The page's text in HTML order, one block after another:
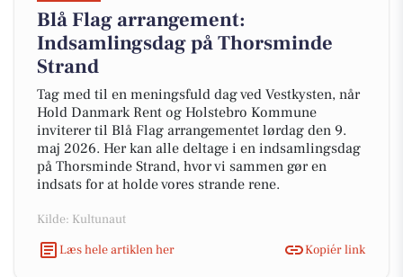
Blå Flag arrangement:
Indsamlingsdag på Thorsminde
Strand
Tag med til en meningsfuld dag ved Vestkysten, når
Hold Danmark Rent og Holstebro Kommune
inviterer til Blå Flag arrangementet lørdag den 9.
maj 2026. Her kan alle deltage i en indsamlingsdag
på Thorsminde Strand, hvor vi sammen gør en
indsats for at holde vores strande rene.
Kilde: Kultunaut
Læs hele artiklen her
Kopiér link